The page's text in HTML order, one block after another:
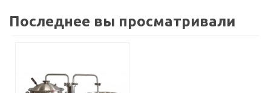
Последнее вы просматривали